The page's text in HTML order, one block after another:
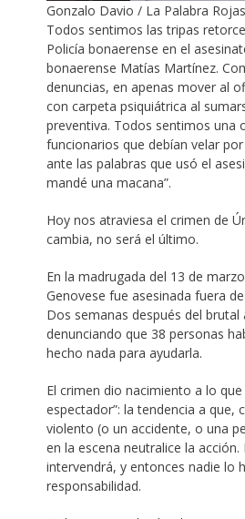
Gonzalo Davio / La Palabra Rojas
Todos sentimos las tripas
Policía bonaerense en el
bonaerense Matías Martínez.
denuncias, en apenas mover al
con carpeta psiquiátrica al
preventiva. Todos sentimos una
funcionarios que debían velar
ante las palabras que usó el
mandé una macana”.
Hoy nos atraviesa el crimen de
cambia, no será el último.
En la madrugada del 13 de
Genovese fue asesinada fuera
Dos semanas después del
denunciando que 38 personas
hecho nada para ayudarla.
El crimen dio nacimiento a lo
espectador”: la tendencia a
violento (o un accidente, o una
en la escena neutralice la
intervendrá, y entonces nadie lo
responsabilidad.